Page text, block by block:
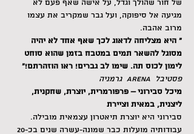
של חור שהולך וגדל, על אישה שאף פעם לא
מגיעה אל סיפוקה, ועל גבר שמקריב את עצמו
מרוב אהבה.
" היא מצליחה לדאוג לכך שאף אחד לא יהיה
מסוגל להשאר תמים במטבח בזמן שהוא סוחט
לימון לכוס תה. שימו לב גברים! ראו הוזהרתם!"
פסטיבל  ARENA  גרמניה
מיכל סבירוני – פרפורמרית, יוצרת, שחקנית,
ליצנית, במאית וציירת
סבירוני היא יוצרת תיאטרון עצמאית מובילה.